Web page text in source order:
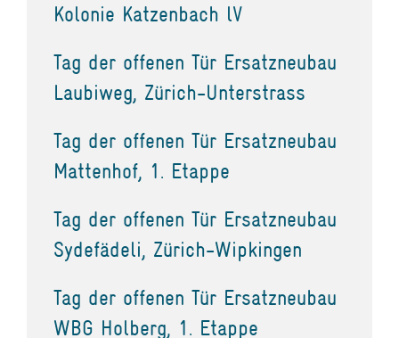
Kolonie Katzenbach lV
Tag der offenen Tür Ersatzneubau
Laubiweg, Zürich-Unterstrass
Tag der offenen Tür Ersatzneubau
Mattenhof, 1. Etappe
Tag der offenen Tür Ersatzneubau
Sydefädeli, Zürich-Wipkingen
Tag der offenen Tür Ersatzneubau
WBG Holberg, 1. Etappe